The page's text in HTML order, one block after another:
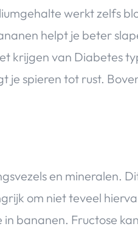
werkt zelfs
helpt je beter
krijgen van Diabetes
je spieren tot rust.
en mineralen.
om niet teveel
bananen. Fructose